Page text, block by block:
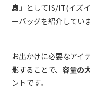
身」 としてIS/IT(イズ
ーバッグを紹介していま
お出かけに必要なアイ
影することで、 容量の
ントです。